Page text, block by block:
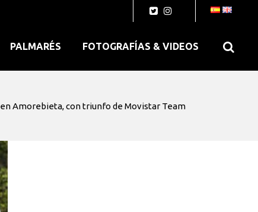
PALMARÉS FOTOGRAFÍAS & VIDEOS
Amorebieta, con triunfo de Movistar Team